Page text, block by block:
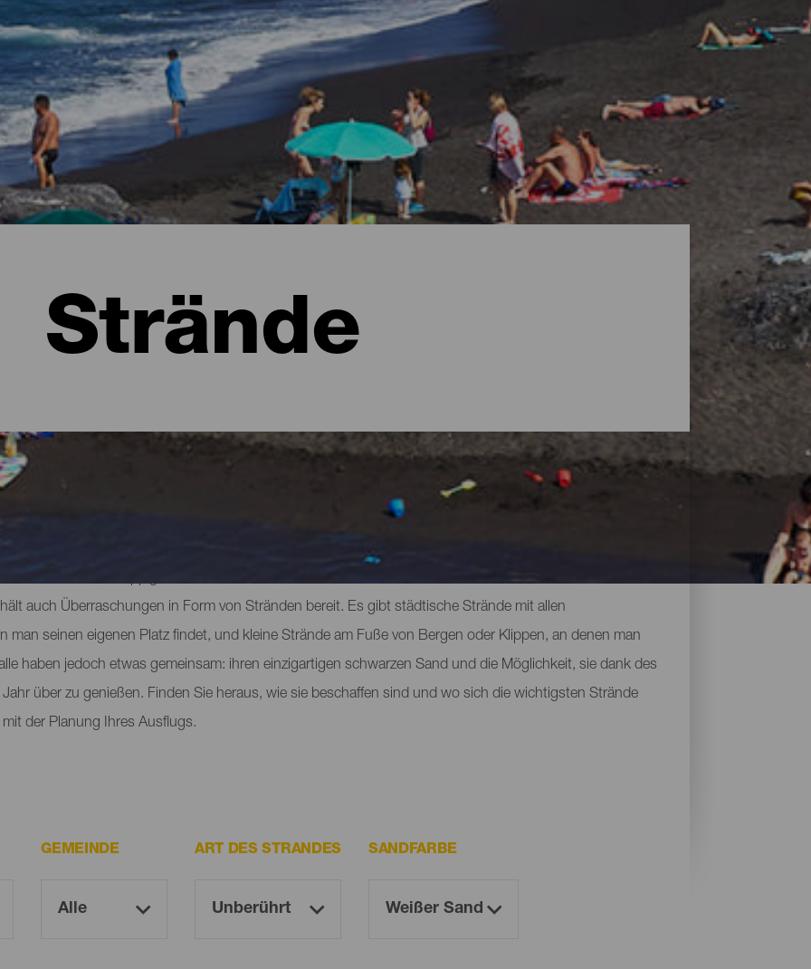
Strände
auch Überraschungen in Form von Stränden bereit. Es gibt städtische Strände mit allen
man seinen eigenen Platz findet, und kleine Strände am Fuße von Bergen oder Klippen, an denen man
haben jedoch etwas gemeinsam: ihren einzigartigen schwarzen Sand und die Möglichkeit, sie dank des
über zu genießen. Finden Sie heraus, wie sie beschaffen sind und wo sich die wichtigsten Strände
der Planung Ihres Ausflugs.
GEMEINDE ART DES STRANDES SANDFARBE